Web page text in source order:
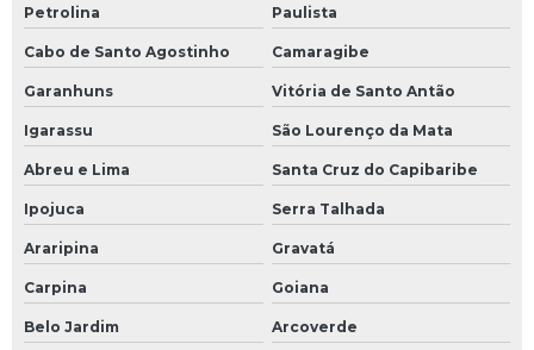
Petrolina Paulista
Cabo de Santo Agostinho Camaragibe
Garanhuns Vitória de Santo Antão
Igarassu São Lourenço da Mata
Abreu e Lima Santa Cruz do Capibaribe
Ipojuca Serra Talhada
Araripina Gravatá
Carpina Goiana
Belo Jardim Arcoverde